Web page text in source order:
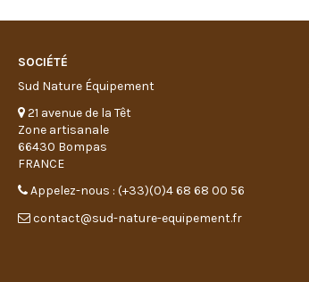
SOCIÉTÉ
Sud Nature Équipement
21 avenue de la Têt
Zone artisanale
66430 Bompas
FRANCE
Appelez-nous : (+33)(0)4 68 68 00 56
contact@sud-nature-equipement.fr